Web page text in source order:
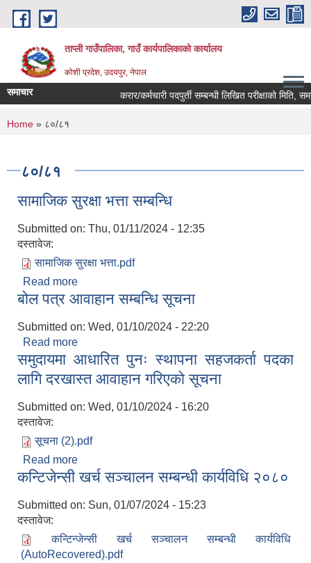
Skip to main content
ताप्ली गाउँपालिका, गाउँ कार्यपालिकाको कार्यालय
कोशी प्रदेश, उदयपुर, नेपाल
समाचार करार/कर्मचारी पदपुर्ती सम्बन्धी लिखित परीक्षाको मिति,
You are here
Home » ८०/८१
८०/८१
सामाजिक सुरक्षा भत्ता सम्बन्धि
Submitted on: Thu, 01/11/2024 - 12:35
दस्तावेज:
सामाजिक सुरक्षा भत्ता.pdf
Read more
बोल पत्र आवाहान सम्बन्धि सूचना
Submitted on: Wed, 01/10/2024 - 22:20
Read more
समुदायमा आधारित पुनः स्थापना सहजकर्ता पदका
लागि दरखास्त आवाहान गरिएको सूचना
Submitted on: Wed, 01/10/2024 - 16:20
दस्तावेज:
सूचना (2).pdf
Read more
लागि दरखास्त आवाहान गरिएको सूचना
कन्टिजेन्सी खर्च सञ्चालन सम्बन्धी कार्यविधि २०८०
Submitted on: Sun, 01/07/2024 - 15:23
दस्तावेज:
कन्टिन्जेन्सी खर्च सञ्चालन सम्बन्धी कार्यविधि
(AutoRecovered).pdf